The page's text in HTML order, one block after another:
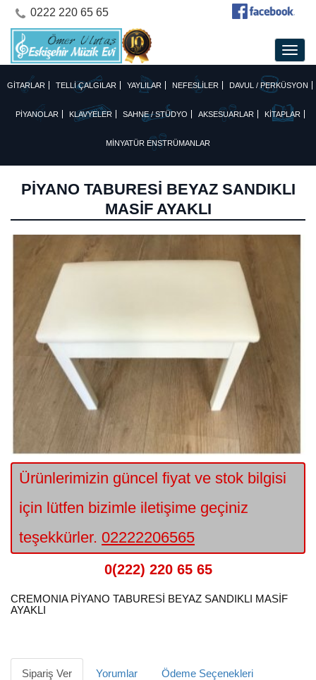
0222 220 65 65
GİTARLAR TELLİ ÇALGILAR YAYLILAR NEFESLİLER DAVUL / PERKÜSYON
PİYANOLAR KLAVYELER SAHNE / STÜDYO AKSESUARLAR KİTAPLAR
MİNYATÜR ENSTRÜMANLAR
PİYANO TABURESİ BEYAZ SANDIKLI
MASİF AYAKLI
Ürünlerimizin güncel fiyat ve stok bilgisi
için lütfen bizimle iletişime geçiniz
teşekkürler. 02222206565
0(222) 220 65 65
CREMONIA PİYANO TABURESİ BEYAZ SANDIKLI MASİF
AYAKLI
Sipariş Ver Yorumlar Ödeme Seçenekleri